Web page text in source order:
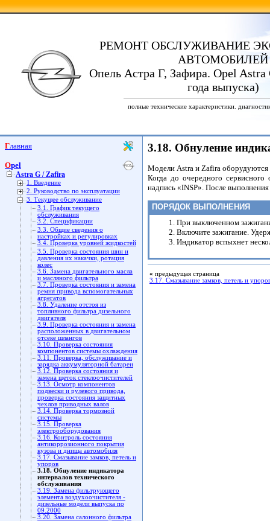
РЕМОНТ ОБСЛУЖИВАНИЕ
АВТОМОБИЛЕЙ
Опель Астра Г, Зафира. Opel
года выпуска)
полные технические характеристики.
Главная
Opel
Astra G / Zafira
1. Введение
2. Руководство по эксплуатации
3. Текущее обслуживание
3.1. График текущего
обслуживания
3.2. Спецификации
3.3. Общие сведения о
настройках и регулировках
3.4. Проверка уровней жидкостей
3.5. Проверка состояния шин и
давления их накачки, ротация
колес
3.6. Замена двигательного масла
и масляного фильтра
3.7. Проверка состояния и замена
ремня привода вспомогательных
агрегатов
3.8. Удаление отстоя из
топливного фильтра дизельного
двигателя
3.9. Проверка состояния и замена
расположенных в двигательном
отсеке шлангов
3.10. Проверка состояния
компонентов системы охлаждения
3.11. Проверка, обслуживание и
зарядка аккумуляторной батареи
3.12. Проверка состояния и
замена щеток стеклоочистителей
3.13. Осмотр компонентов
подвески и рулевого привода,
проверка состояния защитных
чехлов приводных валов
3.14. Проверка тормозной
системы
3.15. Проверка
электрооборудования
3.16. Контроль состояния
антикоррозионного покрытия
кузова и днища автомобиля
3.17. Смазывание замков, петель и
упоров
3.18. Обнуление индикатора
интервалов технического
обслуживания
3.19. Замена фильтрующего
элемента воздухоочистителя -
дизельные модели выпуска по
09.2000
3.20. Замена салонного фильтра
3.18. Обнуление
Модели Astra и Zafira оборудуются
Когда до очередного
надпись «INSP». После
ПОРЯДОК ВЫПОЛНЕНИЯ
При выключенном
Включите зажигание.
Индикатор вспыхнет
« предыдущая страница
3.17. Смазывание замков, петель и